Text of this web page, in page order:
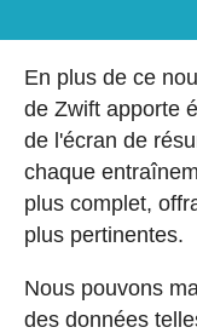
En plus de ce
de Zwift apporte
de l'écran de
chaque
plus complet,
plus pertinentes.
Nous pouvons
des données